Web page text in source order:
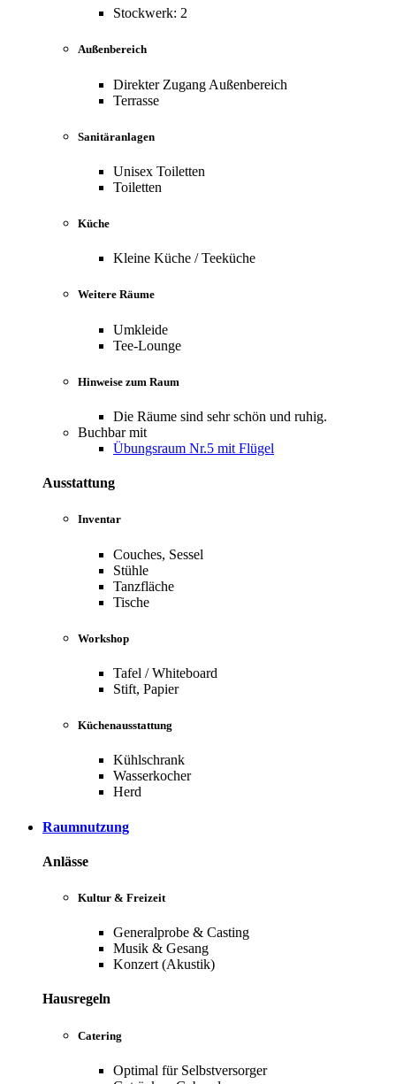
Stockwerk: 2
Außenbereich
Direkter Zugang Außenbereich
Terrasse
Sanitäranlagen
Unisex Toiletten
Toiletten
Küche
Kleine Küche / Teeküche
Weitere Räume
Umkleide
Tee-Lounge
Hinweise zum Raum
Die Räume sind sehr schön und ruhig.
Buchbar mit
Übungsraum Nr.5 mit Flügel
Ausstattung
Inventar
Couches, Sessel
Stühle
Tanzfläche
Tische
Workshop
Tafel / Whiteboard
Stift, Papier
Küchenausstattung
Kühlschrank
Wasserkocher
Herd
Raumnutzung
Anlässe
Kultur & Freizeit
Generalprobe & Casting
Musik & Gesang
Konzert (Akustik)
Hausregeln
Catering
Optimal für Selbstversorger